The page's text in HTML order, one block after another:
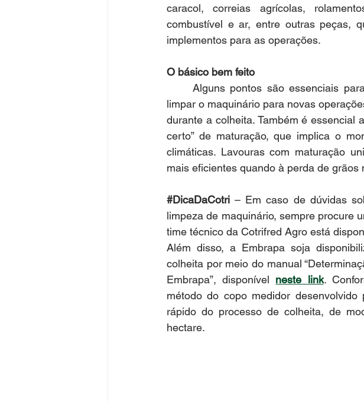
caracol, correias agrícolas,
combustível e ar, entre outras peças,
implementos para as operações.
O básico bem feito
limpar o maquinário para novas
durante a colheita. Também é essencial
certo” de maturação, que implica o
climáticas. Lavouras com maturação
mais eficientes quando à perda de grãos
#DicaDaCotri – Em caso de dúvidas
limpeza de maquinário, sempre procure
time técnico da Cotrifred Agro está
Além disso, a Embrapa soja
colheita por meio do manual
Embrapa”, disponível neste link.
método do copo medidor
rápido do processo de colheita, de
hectare.